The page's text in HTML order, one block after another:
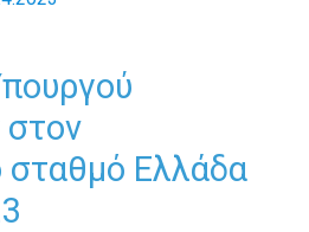
σταθμό Ελλάδα